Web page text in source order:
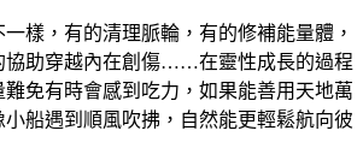
樣，有的清理脈輪，有的修補能量體，
協助穿越內在創傷……在靈性成長的過程
免有時會感到吃力，如果能善用天地萬
船遇到順風吹拂，自然能更輕鬆航向彼